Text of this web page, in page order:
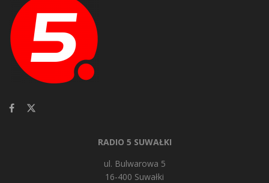
RADIO 5 SUWAŁKI
ul. Bulwarowa 5
16-400 Suwałki